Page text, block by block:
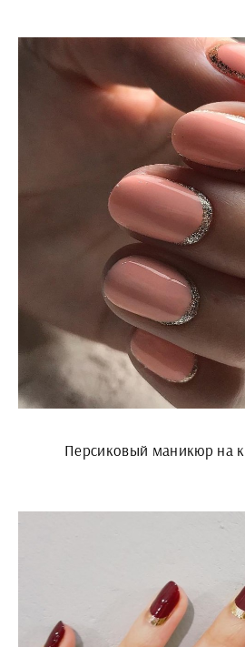
Персиковый маникюр на